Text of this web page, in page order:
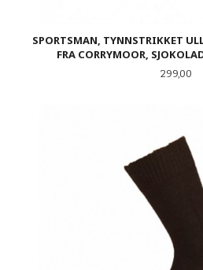
SPORTSMAN, TYNNSTRIKKET
FRA CORRYMOOR,
Pris
299,00